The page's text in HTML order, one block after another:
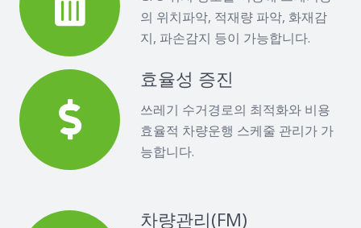
의 위치파악, 적재량 파악, 화재감
지, 파손감지 등이 가능합니다.
효율성 증진
쓰레기 수거경로의 최적화와 비용
효율적 차량운행 스케줄 관리가 가
능합니다.
차량관리(FM)